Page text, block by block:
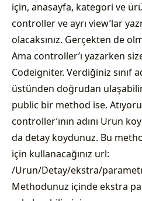
için, anasayfa, kategori ve
controller ve ayrı view’lar
olacaksınız. Gerçekten de
Ama controller’ı yazarken
Codeigniter. Verdiğiniz sınıf
üstünden doğrudan
public bir method ise.
controller’ının adını Urun
da detay koydunuz. Bu
için kullanacağınız url:
/Urun/Detay/ekstra/
Methodunuz içinde ekstra